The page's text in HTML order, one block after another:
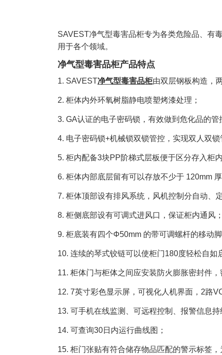
SAVEST净气型毒害品柜专为各类危险品、有
用于各个领域。
净气型毒害品柜产品特点
1. SAVEST净气型毒害品柜由双层钢板构造，
2. 柜体内外环氧树脂静电喷塑烤漆处理；
3. GA认证的电子密码锁，有效做到危化品的管
4. 电子密码锁+机械锁双锁管控，实现双人双
5. 柜内配备3块PP阶梯式层板便于区分存入柜
6. 柜体内部底层留有可以存放不少于 120mm
7. 柜体顶部设有排风系统，风机控制分自动、
8. 柜侧底部设有可调式进风口，保证柜内通风；
9. 柜底装有四个Φ50mm 的带可调螺杆的移动
10. 连续的琴式铰链可以使柜门180度轻松自如
11. 柜体门与柜体之间应安装防火膨胀密封件
12. 7英寸彩色显示屏，可视化人机界面，2路
13. 可手机在线监测、可远程控制、报警信息持
14. 可查询30日内运行曲线图；
15. 柜门张贴有符合储存物品匹配的警示标签